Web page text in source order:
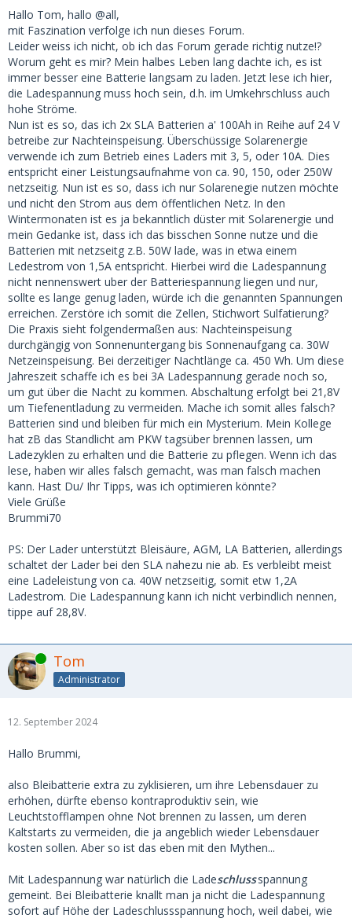
Hallo Tom, hallo @all,
mit Faszination verfolge ich nun dieses Forum.
Leider weiss ich nicht, ob ich das Forum gerade richtig nutze!?
Worum geht es mir? Mein halbes Leben lang dachte ich, es ist
immer besser eine Batterie langsam zu laden. Jetzt lese ich hier,
die Ladespannung muss hoch sein, d.h. im Umkehrschluss auch
hohe Ströme.
Nun ist es so, das ich 2x SLA Batterien a' 100Ah in Reihe auf 24 V
betreibe zur Nachteinspeisung. Überschüssige Solarenergie
verwende ich zum Betrieb eines Laders mit 3, 5, oder 10A. Dies
entspricht einer Leistungsaufnahme von ca. 90, 150, oder 250W
netzseitig. Nun ist es so, dass ich nur Solarenegie nutzen möchte
und nicht den Strom aus dem öffentlichen Netz. In den
Wintermonaten ist es ja bekanntlich düster mit Solarenergie und
mein Gedanke ist, dass ich das bisschen Sonne nutze und die
Batterien mit netzseitg z.B. 50W lade, was in etwa einem
Ledestrom von 1,5A entspricht. Hierbei wird die Ladespannung
nicht nennenswert uber der Batteriespannung liegen und nur,
sollte es lange genug laden, würde ich die genannten Spannungen
erreichen. Zerstöre ich somit die Zellen, Stichwort Sulfatierung?
Die Praxis sieht folgendermaßen aus: Nachteinspeisung
durchgängig von Sonnenuntergang bis Sonnenaufgang ca. 30W
Netzeinspeisung. Bei derzeitiger Nachtlänge ca. 450 Wh. Um diese
Jahreszeit schaffe ich es bei 3A Ladespannung gerade noch so,
um gut über die Nacht zu kommen. Abschaltung erfolgt bei 21,8V
um Tiefenentladung zu vermeiden. Mache ich somit alles falsch?
Batterien sind und bleiben für mich ein Mysterium. Mein Kollege
hat zB das Standlicht am PKW tagsüber brennen lassen, um
Ladezyklen zu erhalten und die Batterie zu pflegen. Wenn ich das
lese, haben wir alles falsch gemacht, was man falsch machen
kann. Hast Du/ Ihr Tipps, was ich optimieren könnte?
Viele Grüße
Brummi70
PS: Der Lader unterstützt Bleisäure, AGM, LA Batterien, allerdings
schaltet der Lader bei den SLA nahezu nie ab. Es verbleibt meist
eine Ladeleistung von ca. 40W netzseitig, somit etw 1,2A
Ladestrom. Die Ladespannung kann ich nicht verbindlich nennen,
tippe auf 28,8V.
Online Tom
Administrator
12. September 2024
Hallo Brummi,
also Bleibatterie extra zu zyklisieren, um ihre Lebensdauer zu
erhöhen, dürfte ebenso kontraproduktiv sein, wie
Leuchtstofflampen ohne Not brennen zu lassen, um deren
Kaltstarts zu vermeiden, die ja angeblich wieder Lebensdauer
kosten sollen. Aber so ist das eben mit den Mythen...
Mit Ladespannung war natürlich die Ladeschlussspannung
gemeint. Bei Bleibatterie knallt man ja nicht die Ladespannung
sofort auf Höhe der Ladeschlussspannung hoch, weil dabei, wie